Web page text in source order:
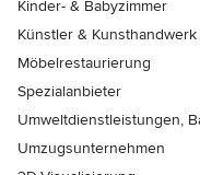
Kinder- & Babyzimmer
Künstler & Kunsthandwerk
Möbelrestaurierung
Spezialanbieter
Umweltdienstleistungen,
Umzugsunternehmen